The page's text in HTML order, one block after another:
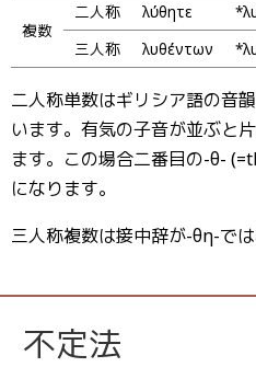
複数
二人称 λύθητε
三人称
λυθέντων
二人称単数はギリシア語の音
います。有気の子音が並ぶと
ます。この場合二番目の-θ-
になります。
三人称複数は接中辞が-θη-で
不定法